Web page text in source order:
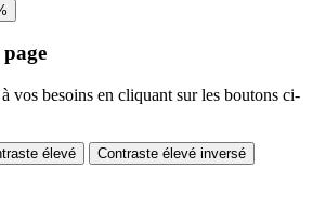
vos besoins en cliquant sur les boutons ci-
élevé Contraste élevé inversé